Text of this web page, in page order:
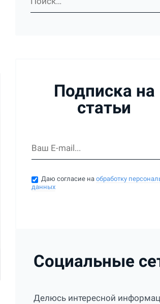
Подписка на
статьи
Даю согласие наобработку
данных
Социальные
Делюсь интересной